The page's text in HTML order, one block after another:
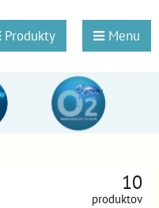
Produkty Menu
10
produktov